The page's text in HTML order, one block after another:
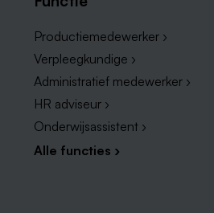
Productiemedewerker ›
Verpleegkundige ›
Administratief medewerker ›
HR adviseur ›
Onderwijsassistent ›
Alle functies ›